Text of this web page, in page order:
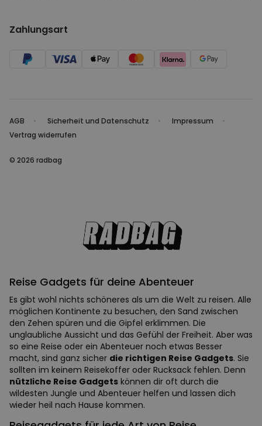
Zahlungsart
AGB Sicherheit und Datenschutz
Impressum
Vertrag widerrufen
© 2026 radbag
Reise Gadgets für deine Abenteuer
Es gibt wohl nichts schöneres als um die Welt zu reisen. Alle
möglichen Kontinente zu besuchen, den Sand zwischen
den Zehen spüren und die Gipfel erklimmen. Die
unglaubliche Aussicht und das Gefühl der Freiheit. Aber was
so eine Reise oder ein Abenteuer noch etwas Besser
macht, sind ganz sicher die richtigen Reise Gadgets. Sie
sollten im keinem Reisekoffer oder Rucksack fehlen. Denn
nützliche Reise Gadgets können dir oft durch die
wildesten Jungle und Abenteuer helfen und lassen dich
wieder heil nach Hause kommen.